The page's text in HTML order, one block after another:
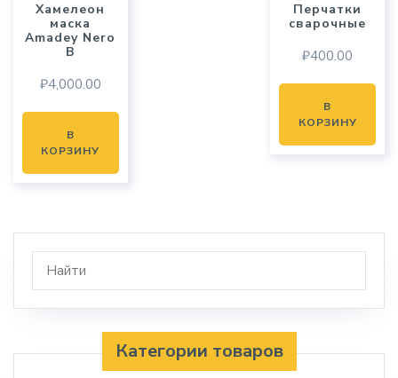
Хамелеон
маска
Amadey Nero
B
₽4,000.00
В
КОРЗИНУ
Перчатки
сварочные
₽400.00
В
КОРЗИНУ
Категории товаров